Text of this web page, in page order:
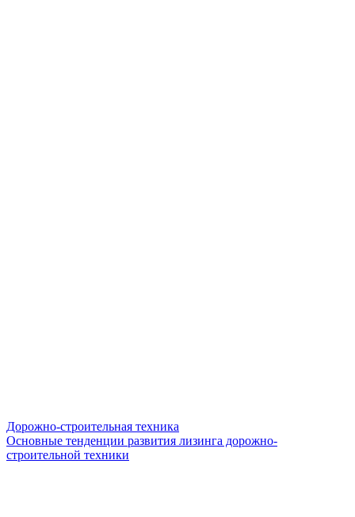
Дорожно-строительная техника
Основные тенденции развития лизинга дорожно-
строительной техники